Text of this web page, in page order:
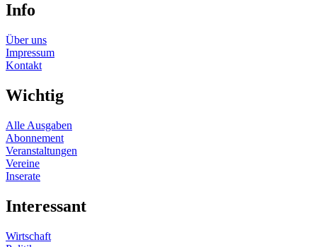
Info
Über uns
Impressum
Kontakt
Wichtig
Alle Ausgaben
Abonnement
Veranstaltungen
Vereine
Inserate
Interessant
Wirtschaft